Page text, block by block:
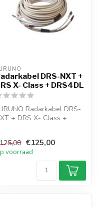
DRS-NXT +
X- Class + DRS4DL
Radarkabel DRS-
+ DRS X- Class +
€125,00
voorraad